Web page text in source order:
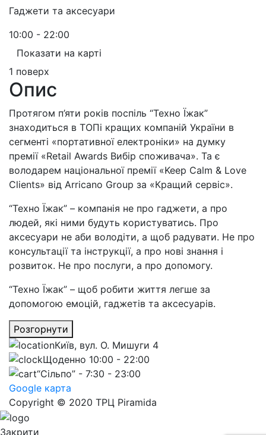
Гаджети та аксесуари
10:00 - 22:00
Показати на карті
1 поверх
Опис
Протягом п’яти років поспіль “Техно Їжак”
знаходиться в ТОПі кращих компаній України в
сегменті «портативної електроніки» на думку
премії «Retail Awards Вибiр споживача». Та є
володарем національної премії «Keep Calm & Love
Clients» від Arricano Group за «Кращий сервіс».
“Техно Їжак” – компанія не про гаджети, а про
людей, які ними будуть користуватись. Про
аксесуари не аби володіти, а щоб радувати. Не про
консультації та інструкції, а про нові знання і
розвиток. Не про послуги, а про допомогу.
“Техно Їжак” – щоб робити життя легше за
допомогою емоцій, гаджетів та аксесуарів.
Розгорнути
Київ, вул. О. Мишуги 4
Щоденно 10:00 - 22:00
“Сільпо” - 7:30 - 23:00
Google карта
Copyright © 2020 ТРЦ Piramida
Закрити